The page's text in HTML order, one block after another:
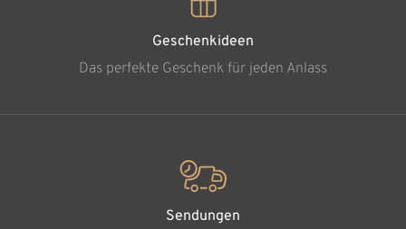
Geschenkideen
Das perfekte Geschenk für jeden Anlass
Sendungen